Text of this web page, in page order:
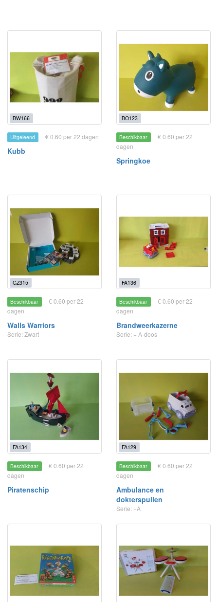
BW166
Uitgeleend € 0.60 per 22 dagen
Kubb
BO123
Beschikbaar
€ 0.60 per 22
dagen
Springkoe
GZ315
Beschikbaar
€ 0.60 per 22
dagen
Walls Warriors
Serie: Zwart
FA136
Beschikbaar
€ 0.60 per 22
dagen
Brandweerkazerne
Serie: + A-doos
FA134
Beschikbaar
€ 0.60 per 22
dagen
Piratenschip
FA129
Beschikbaar
€ 0.60 per 22
dagen
Ambulance en
dokterspullen
Serie: +A